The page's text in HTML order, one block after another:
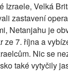
Izraele, Velká
zastavení
Netanjahu je
ze 7. října a
Nic se
také vytyčily